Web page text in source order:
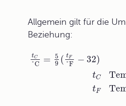
Allgemein gilt für die
Beziehung:
tC
°C =
5
9 ( tF
°F − 32)
tC
tF